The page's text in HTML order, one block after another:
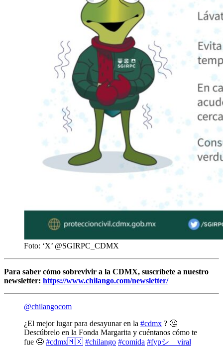
Foto: ‘X’ @SGIRPC_CDMX
Para saber cómo sobrevivir a la CDMX, suscríbete a nuestro
newsletter: https://www.chilango.com/newsletter/
@chilangocom
¿El mejor lugar para desayunar en la #cdmx ? 🤔
Descúbrelo en la Fonda Margarita y cuéntanos cómo te
fue 🤤 #cdmx🇲🇽 #chilango #comida #fypシ゚viral